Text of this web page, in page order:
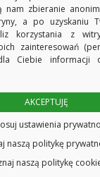
5
o
przynosi Ci
starych mebli,
traktując
nam zbieranie
a po uzyskaniu
korzystania z
zainteresowań
Ciebie
AKCEPTUJĘ
ustawienia
naszą politykę
naszą politykę